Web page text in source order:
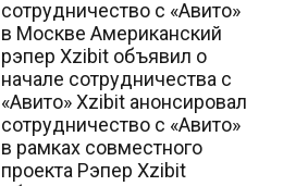
сотрудничество с «Авито»
в Москве Американский
рэпер Xzibit объявил о
начале сотрудничества с
«Авито» Xzibit анонсировал
сотрудничество с «Авито»
в рамках совместного
проекта Рэпер Xzibit